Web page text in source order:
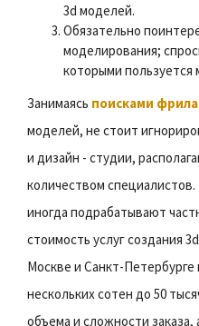
3d моделей.
Обязательно
моделирования;
которыми пользуется
Занимаясь поисками
моделей, не стоит
и дизайн - студии,
количеством
иногда подрабатывают
стоимость услуг создания
Москве и Санкт-
нескольких сотен до 50
объема и сложности заказа,